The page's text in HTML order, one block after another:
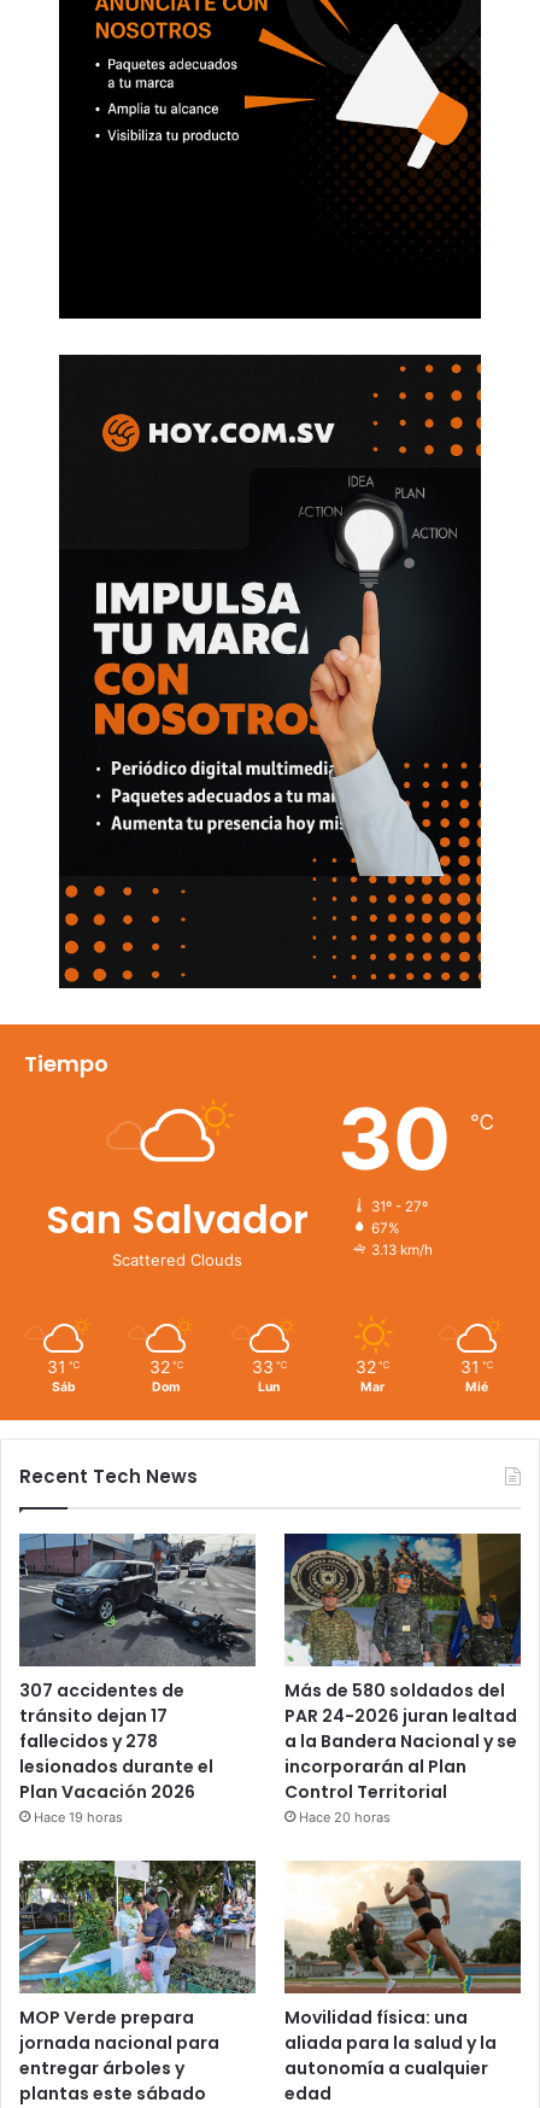
Tiempo
San Salvador
Scattered Clouds
30 ℃
31º - 27º
67%
3.13 km/h
31 ℃
Sáb
32 ℃
Dom
33 ℃
Lun
32 ℃
Mar
31 ℃
Mié
Recent Tech News
307 accidentes de
tránsito dejan 17
fallecidos y 278
lesionados durante el
Plan Vacación 2026
Hace 19 horas
Más de 580 soldados del
PAR 24-2026 juran lealtad
a la Bandera Nacional y se
incorporarán al Plan
Control Territorial
Hace 20 horas
MOP Verde prepara
jornada nacional para
entregar árboles y
plantas este sábado
Movilidad física: una
aliada para la salud y la
autonomía a cualquier
edad